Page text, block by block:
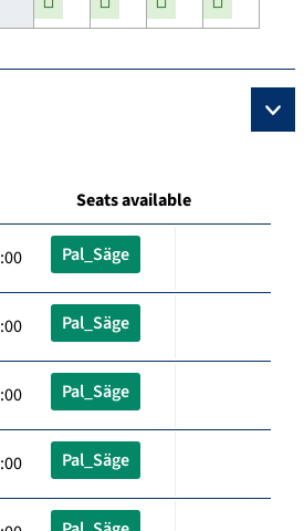
Seats available
Pal_Säge
Pal_Säge
Pal_Säge
Pal_Säge